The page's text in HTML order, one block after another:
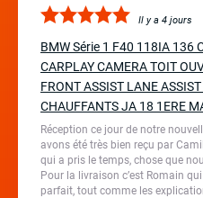
Il y a 4 jours
BMW Série 1 F40 118IA 136
CARPLAY CAMERA TOIT
FRONT ASSIST LANE
CHAUFFANTS JA 18 1ERE
Réception ce jour de notre
avons été très bien reçu par
qui a pris le temps, chose que
Pour la livraison c’est Romain
parfait, tout comme les